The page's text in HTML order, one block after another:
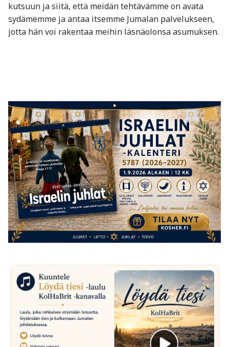
kutsuun ja siitä, että meidän tehtävämme on avata
sydämemme ja antaa itsemme Jumalan palvelukseen,
jotta hän voi rakentaa meihin läsnäolonsa asumuksen.